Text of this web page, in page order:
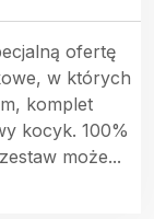
ofertę
w których
komplet
kocyk. 100%
może...